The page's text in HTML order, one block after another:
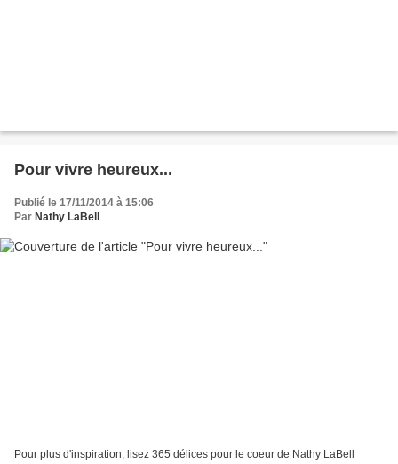
Pour vivre heureux...
Publié le 17/11/2014 à 15:06
Par Nathy LaBell
Pour plus d'inspiration, lisez 365 délices pour le coeur de Nathy LaBell